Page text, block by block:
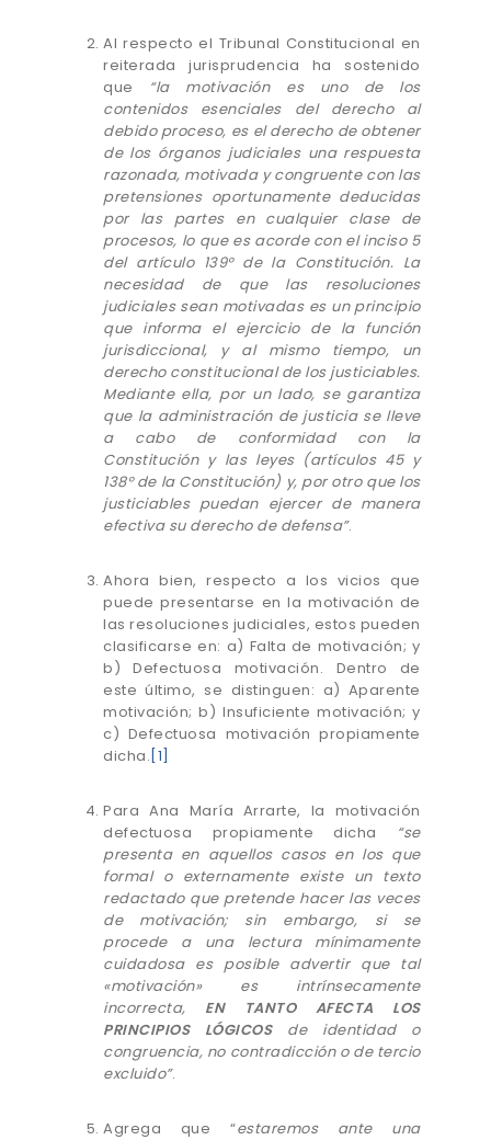
Al respecto el Tribunal Constitucional en
reiterada jurisprudencia ha sostenido
que “la motivación es uno de los
contenidos esenciales del derecho al
debido proceso, es el derecho de obtener
de los órganos judiciales una respuesta
razonada, motivada y congruente con las
pretensiones oportunamente deducidas
por las partes en cualquier clase de
procesos, lo que es acorde con el inciso 5
del artículo 139° de la Constitución. La
necesidad de que las resoluciones
judiciales sean motivadas es un principio
que informa el ejercicio de la función
jurisdiccional, y al mismo tiempo, un
derecho constitucional de los justiciables.
Mediante ella, por un lado, se garantiza
que la administración de justicia se lleve
a cabo de conformidad con la
Constitución y las leyes (artículos 45 y
138° de la Constitución) y, por otro que los
justiciables puedan ejercer de manera
efectiva su derecho de defensa”.
Ahora bien, respecto a los vicios que
puede presentarse en la motivación de
las resoluciones judiciales, estos pueden
clasificarse en: a) Falta de motivación; y
b) Defectuosa motivación. Dentro de
este último, se distinguen: a) Aparente
motivación; b) Insuficiente motivación; y
c) Defectuosa motivación propiamente
dicha. [1]
Para Ana María Arrarte, la motivación
defectuosa propiamente dicha “se
presenta en aquellos casos en los que
formal o externamente existe un texto
redactado que pretende hacer las veces
de motivación; sin embargo, si se
procede a una lectura mínimamente
cuidadosa es posible advertir que tal
«motivación» es intrínsecamente
incorrecta, EN TANTO AFECTA LOS
PRINCIPIOS LÓGICOSde identidad o
congruencia, no contradicción o de tercio
excluido”.
Agrega que “estaremos ante una